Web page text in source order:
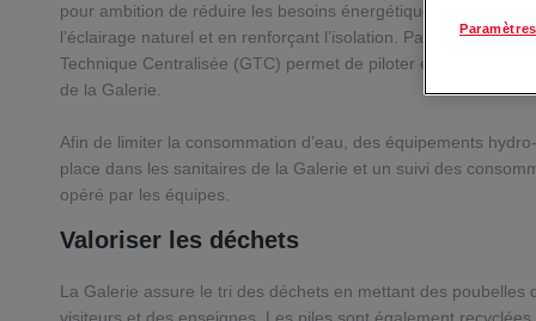
pour ambition de réduire les besoins énergétiques de ses
l’éclairage naturel et en renforçant l’isolation. Par ailleurs, la
Technique Centralisée (GTC) permet de piloter et d’optimiser
de la Galerie.
Afin de limiter la consommation d’eau, des équipements
place dans les sanitaires de la Galerie et un suivi des
opéré par les équipes.
Valoriser les déchets
La Galerie assure le tri des déchets en mettant des poubelles